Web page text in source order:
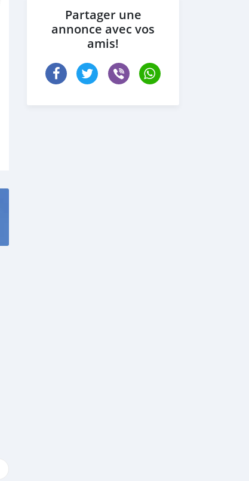
Partager une
annonce avec vos
amis!